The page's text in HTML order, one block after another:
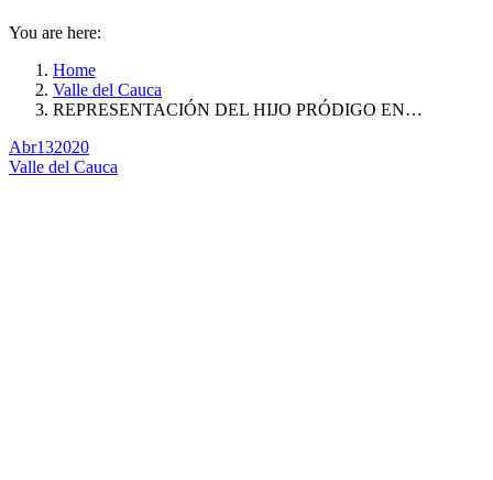
You are here:
Home
Valle del Cauca
REPRESENTACIÓN DEL HIJO PRÓDIGO EN…
Abr132020
Valle del Cauca